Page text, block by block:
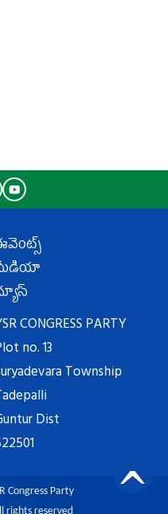
CONGRESS PARTY
no. 13
Township
Dist
Congress Party
rights reserved